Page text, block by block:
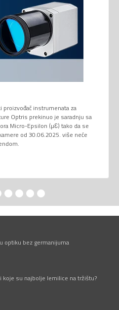
proizvođač instrumenata za
Optris prekinuo je saradnju sa
Micro-Epsilon (µƐ) tako da se
od 30.06.2025. više neće
optiku bez germanijuma
su najbolje lemilice na tržištu?